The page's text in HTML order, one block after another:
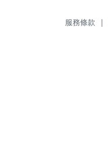
服務條款 |